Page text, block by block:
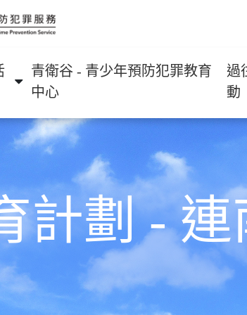
青衛谷 - 青少年預防犯罪教育
中心
過
動
計劃 -